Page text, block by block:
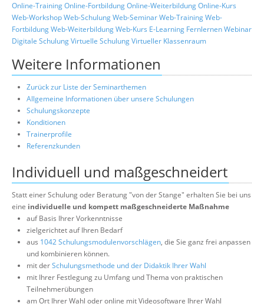
Online-TrainingOnline-FortbildungOnline-WeiterbildungOnline-Kurs
Web-WorkshopWeb-SchulungWeb-SeminarWeb-TrainingWeb-
FortbildungWeb-WeiterbildungWeb-Kurs E-Learning FernlernenWebinar
Digitale SchulungVirtuelle SchulungVirtueller Klassenraum
Weitere Informationen
Zurück zur Liste der Seminarthemen
Allgemeine Informationen über unsere Schulungen
Schulungskonzepte
Konditionen
Trainerprofile
Referenzkunden
Individuell und maßgeschneidert
Statt einer Schulung oder Beratung "von der Stange" erhalten Sie bei uns
eine individuelle und kompett maßgeschneiderte Maßnahme
auf Basis Ihrer Vorkenntnisse
zielgerichtet auf Ihren Bedarf
aus 1042 Schulungsmodulenvorschlägen, die Sie ganz frei anpassen
und kombinieren können.
mit derSchulungsmethode und der Didaktik Ihrer Wahl
mit Ihrer Festlegung zu Umfang und Thema von praktischen
Teilnehmerübungen
am Ort Ihrer Wahl oder online mit Videosoftware Ihrer Wahl